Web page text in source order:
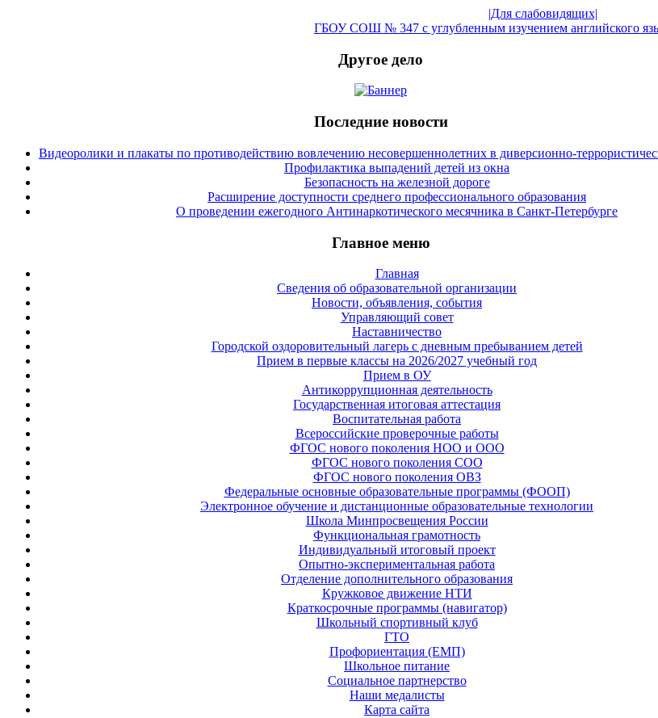
|Для слабовидящих|
ГБОУ СОШ № 347 с углубленным изучением английского
Другое дело
Последние новости
Видеоролики и плакаты по противодействию вовлечению несовершеннолетних в диверсионно-
Профилактика выпадений детей из окна
Безопасность на железной дороге
Расширение доступности среднего профессионального образования
О проведении ежегодного Антинаркотического месячника в Санкт-Петербурге
Главное меню
Главная
Сведения об образовательной организации
Новости, объявления, события
Управляющий совет
Наставничество
Городской оздоровительный лагерь с дневным пребыванием детей
Прием в первые классы на 2026/2027 учебный год
Прием в ОУ
Антикоррупционная деятельность
Государственная итоговая аттестация
Воспитательная работа
Всероссийские проверочные работы
ФГОС нового поколения НОО и ООО
ФГОС нового поколения СОО
ФГОС нового поколения ОВЗ
Федеральные основные образовательные программы (ФООП)
Электронное обучение и дистанционные образовательные технологии
Школа Минпросвещения России
Функциональная грамотность
Индивидуальный итоговый проект
Опытно-экспериментальная работа
Отделение дополнительного образования
Кружковое движение НТИ
Краткосрочные программы (навигатор)
Школьный спортивный клуб
ГТО
Профориентация (ЕМП)
Школьное питание
Социальное партнерство
Наши медалисты
Карта сайта